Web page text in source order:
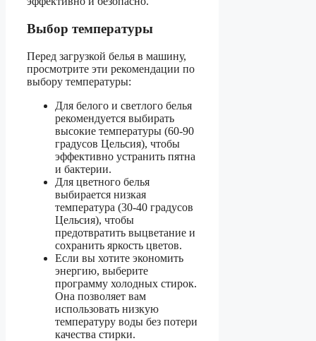
Выбор температуры
Перед загрузкой белья в машину,
просмотрите эти рекомендации по
выбору температуры:
Для белого и светлого белья
рекомендуется выбирать
высокие температуры (60-90
градусов Цельсия), чтобы
эффективно устранить пятна
и бактерии.
Для цветного белья
выбирается низкая
температура (30-40 градусов
Цельсия), чтобы
предотвратить выцветание и
сохранить яркость цветов.
Если вы хотите экономить
энергию, выберите
программу холодных стирок.
Она позволяет вам
использовать низкую
температуру воды без потери
качества стирки.